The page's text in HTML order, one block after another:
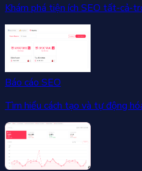
Khám phá tiện ích SEO tất-cả-
Báo cáo SEO
Tìm hiểu cách tạo và tự động